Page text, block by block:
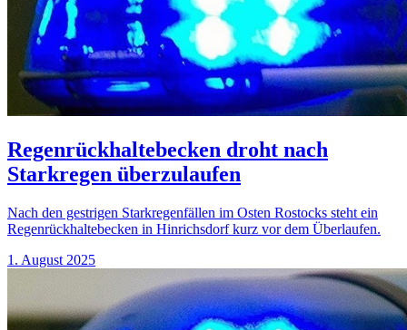
Regenrückhaltebecken droht nach
Starkregen überzulaufen
Nach den gestrigen Starkregenfällen im Osten Rostocks steht ein
Regenrückhaltebecken in Hinrichsdorf kurz vor dem Überlaufen.
1. August 2025